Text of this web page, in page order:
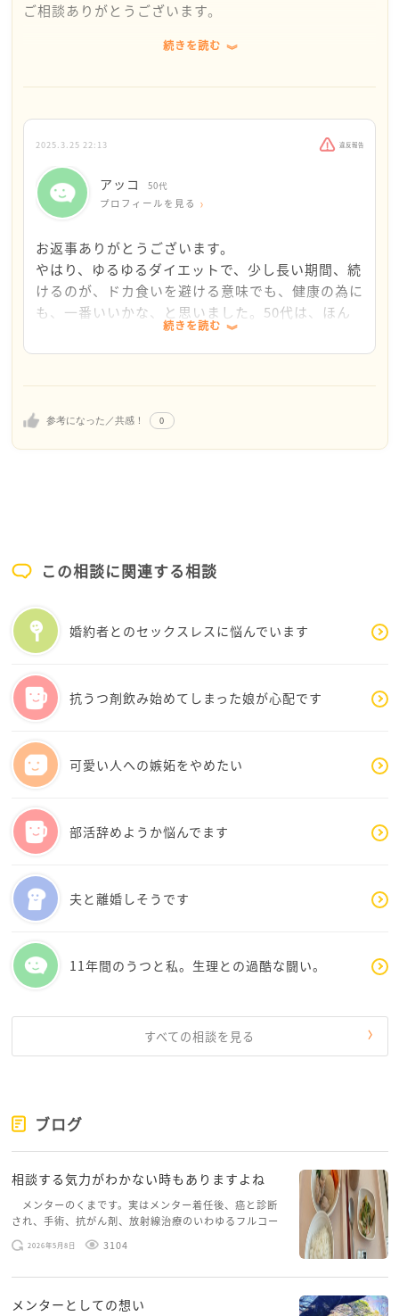
ご相談ありがとうございます。
ゆるゆるダイエットが良いか、しっかりめダイエット
ゆるゆるなら夜9時以降は食べないようにする、または
食べてもカロリーの低い物にするなど。
食べ物の内容を考える、という感じでしょうか。
私も感じるのですが、代謝が落ちて痩せにくい年代で
短期間で結果を出すのは難しいですよね。
糖質を制限してしまうと逆に痩せませんので、
バランスの良い(言うのは簡単ですが、タンパク質多め)
食事にすると白米を食べていても痩せます。
私がそうでした。あとは駅一つ分歩くのもおすすめで
す。
が、
またいつでもいらしてください。
続きを読む
参考になった／共感！ 0
2025.3.25 22:13 違反報告
アッコ 50代
プロフィールを見る
お返事ありがとうございます。
やはり、ゆるゆるダイエットで、少し長い期間、続
けるのが、ドカ食いを避ける意味でも、健康の為に
も、一番いいかな、と思いました。50代は、ほん
とに痩せにくいですから、焦らずに、痩せにくいの
が当たり前という気持ちで過ごせたらいいと思いま
続きを読む
この相談に関連する相談
婚約者とのセックスレスに悩んでいます
抗うつ剤飲み始めてしまった娘が心配です
可愛い人への嫉妬をやめたい
部活辞めようか悩んでます
夫と離婚しそうです
11年間のうつと私。生理との過酷な闘い。
すべての相談を見る
ブログ
相談する気力がわかない時もありますよね
メンターのくまです。実はメンター着任後、癌と診断
され、手術、抗がん剤、放射線治療のいわゆるフルコー
スを体験していて、しばらくメンターカフェに来られて
いませんでした。体力だけでなく、気力も落ちパソコン
2026年5月8日 3104
メンターとしての想い